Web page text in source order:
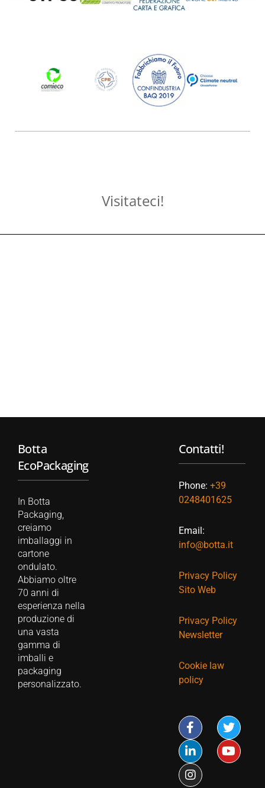
Visitateci!
Botta
EcoPackaging
In Botta
Packaging,
creiamo
imballaggi in
cartone
ondulato.
Abbiamo oltre
70 anni di
esperienza nella
produzione di
una vasta
gamma di
imballi e
packaging
personalizzato.
Contatti!
Phone: +39
0248401625
Email:
info@botta.it
Privacy Policy
Sito Web
Privacy Policy
Newsletter
Cookie law
policy